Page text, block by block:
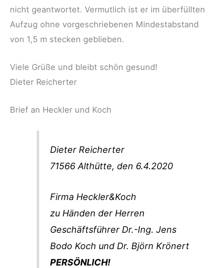
nicht geantwortet. Vermutlich ist er im überfüllten
Aufzug ohne vorgeschriebenen Mindestabstand
von 1,5 m stecken geblieben.
Viele Grüße und bleibt schön gesund!
Dieter Reicherter
Brief an Heckler und Koch
Dieter Reicherter
71566 Althütte, den 6.4.2020
Firma Heckler&Koch
zu Händen der Herren
Geschäftsführer Dr.-Ing. Jens
Bodo Koch und Dr. Björn Krönert
PERSÖNLICH!